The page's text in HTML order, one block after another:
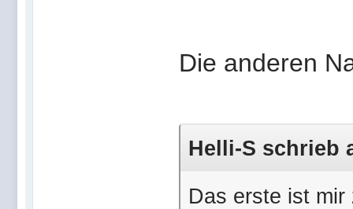
Die anderen
Helli-S schrieb
Das erste ist